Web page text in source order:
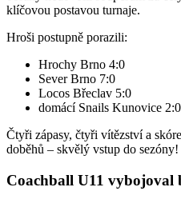
klíčovou postavou turnaje.
Hroši postupně porazili:
Hrochy Brno 4:0
Sever Brno 7:0
Locos Břeclav 5:0
domácí Snails Kunovice 2:0
Čtyři zápasy, čtyři vítězství a
doběhů – skvělý vstup do sezóny!
Coachball U11 vybojoval